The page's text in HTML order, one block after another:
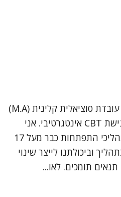
שמי אביטל וובר קטקובסקי, עובדת סוציאלית קלינית (M.A)
ופסיכותרפיסטית מוסמכת בגישת CBT אינטגרטיבי. אני
עוסקת בטיפול רגשי וליווי תהליכי התפתחות כבר מעל 17
וביכולתנו לייצר שינוי
תומכים. לאו...